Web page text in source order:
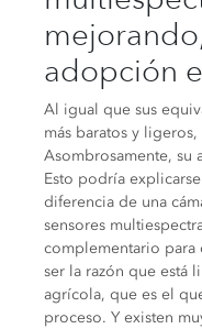
adopción
Al igual que sus
más baratos y
Asombrosamente, su
Esto podría
diferencia de una
sensores
complementario para
ser la razón que está
agrícola, que es el
proceso. Y existen